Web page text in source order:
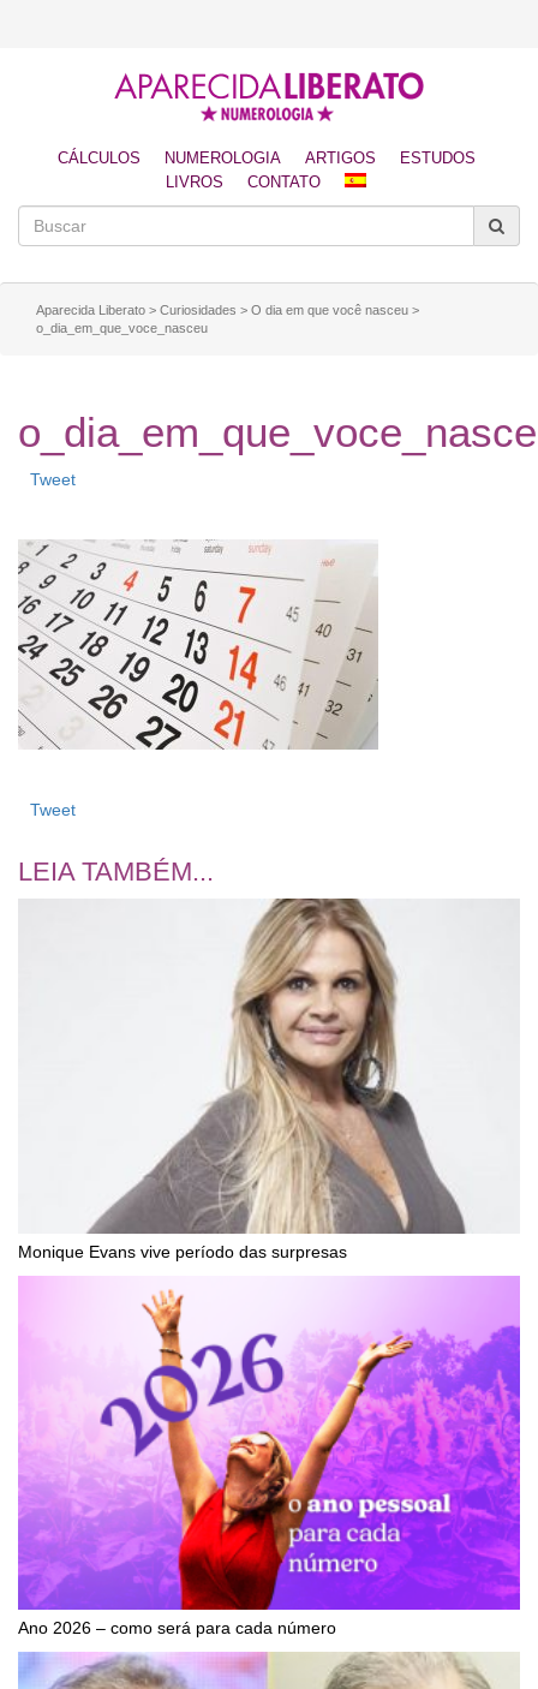
CÁLCULOS NUMEROLOGIA ARTIGOS
ESTUDOS
LIVROS
CONTATO
Aparecida Liberato > Curiosidades > O dia em que você nasceu >
o_dia_em_que_voce_nasceu
Tweet
Tweet
LEIA TAMBÉM...
Monique Evans vive período das surpresas
Ano 2026 – como será para cada número